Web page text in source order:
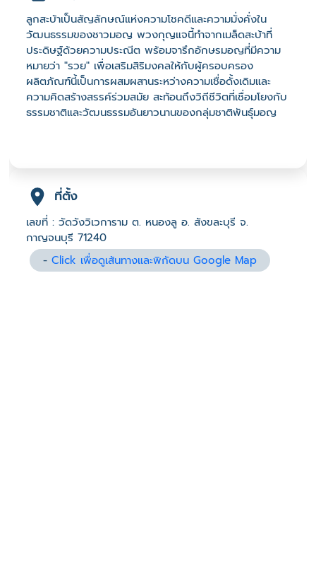
ลูกสะบ้าเป็นสัญลักษณ์แห่งความโชคดีและความมั่งคั่งใน
วัฒนธรรมของชาวมอญ พวงกุญแจนี้ทำจากเมล็ดสะบ้าที่
ประดิษฐ์ด้วยความประณีต พร้อมจารึกอักษรมอญที่มีความ
หมายว่า "รวย" เพื่อเสริมสิริมงคลให้กับผู้ครอบครอง
ผลิตภัณฑ์นี้เป็นการผสมผสานระหว่างความเชื่อดั้งเดิมและ
ความคิดสร้างสรรค์ร่วมสมัย สะท้อนถึงวิถีชีวิตที่เชื่อมโยงกับ
ธรรมชาติและวัฒนธรรมอันยาวนานของกลุ่มชาติพันธุ์มอญ
ที่ตั้ง
เลขที่ : วัดวังวิเวการาม ต. หนองลู อ. สังขละบุรี จ.
กาญจนบุรี 71240
-Click เพื่อดูเส้นทางและพิกัดบน Google Map